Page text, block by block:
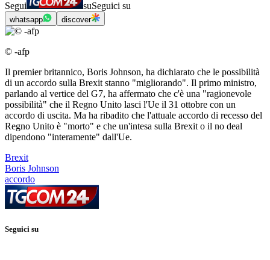
Segui suSeguici su
whatsapp discover
© -afp
Il premier britannico, Boris Johnson, ha dichiarato che le possibilità
di un accordo sulla Brexit stanno "migliorando". Il primo ministro,
parlando al vertice del G7, ha affermato che c'è una "ragionevole
possibilità" che il Regno Unito lasci l'Ue il 31 ottobre con un
accordo di uscita. Ma ha ribadito che l'attuale accordo di recesso del
Regno Unito è "morto" e che un'intesa sulla Brexit o il no deal
dipendono "interamente" dall'Ue.
Brexit
Boris Johnson
accordo
Seguici su